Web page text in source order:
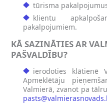
tūrisma
klientu
pakalpojumiem.
KĀ SAZINĀTIES AR
PAŠVALDĪBU?
ierodoties klātienē
Apmeklētāju
Valmierā, zvanot pa